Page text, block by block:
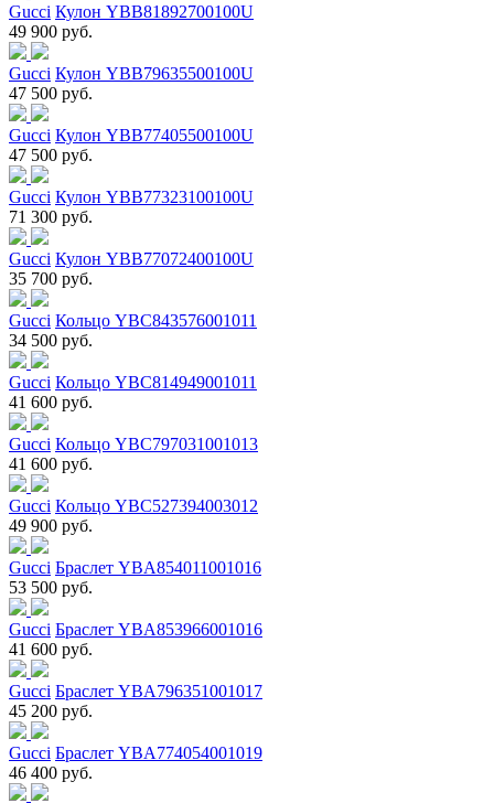
Gucci Кулон YBB81892700100U
49 900 руб.
Gucci Кулон YBB79635500100U
47 500 руб.
Gucci Кулон YBB77405500100U
47 500 руб.
Gucci Кулон YBB77323100100U
71 300 руб.
Gucci Кулон YBB77072400100U
35 700 руб.
Gucci Кольцо YBC843576001011
34 500 руб.
Gucci Кольцо YBC814949001011
41 600 руб.
Gucci Кольцо YBC797031001013
41 600 руб.
Gucci Кольцо YBC527394003012
49 900 руб.
Gucci Браслет YBA854011001016
53 500 руб.
Gucci Браслет YBA853966001016
41 600 руб.
Gucci Браслет YBA796351001017
45 200 руб.
Gucci Браслет YBA774054001019
46 400 руб.